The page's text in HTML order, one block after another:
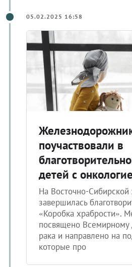
05.02.2025 16:58
поучаствовали в
детей с
На Восточно-
завершилась
«Коробка храбрости».
посвящено
рака и направлено на
которые про